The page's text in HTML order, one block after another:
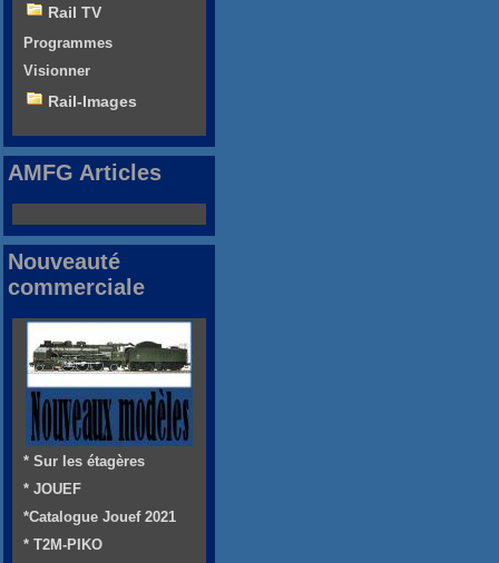
Rail TV
Programmes
Visionner
Rail-Images
AMFG Articles
Nouveauté
commerciale
* Sur les étagères
* JOUEF
*Catalogue Jouef 2021
* T2M-PIKO